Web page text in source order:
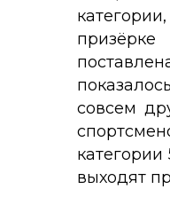
совсем
выходят